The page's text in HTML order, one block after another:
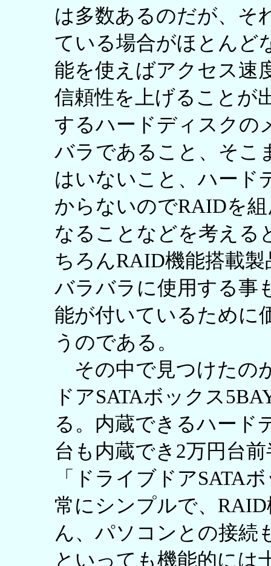
は多数あるのだが、そ
ている場合がほとんど
能を使えばアクセス速
信頼性を上げることが
するハードディスクの
バラであること、そこ
はいないこと、ハード
からないのでRAIDを
なることなどを考える
ちろんRAID機能搭載
バラバラに使用する事
能が付いているために
うのである。
その中で見つけたの
ドアSATAボックス
る。内蔵できるハード
台も内蔵でき2万円台
「ドライブドアSATA
常にシンプルで、
ん、パソコンとの接続
といっても機能的には